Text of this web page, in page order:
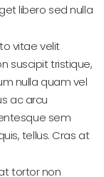
libero sed nulla
vitae velit
suscipit tristique,
nulla quam vel
ac arcu
sem
tellus. Cras at
tortor non